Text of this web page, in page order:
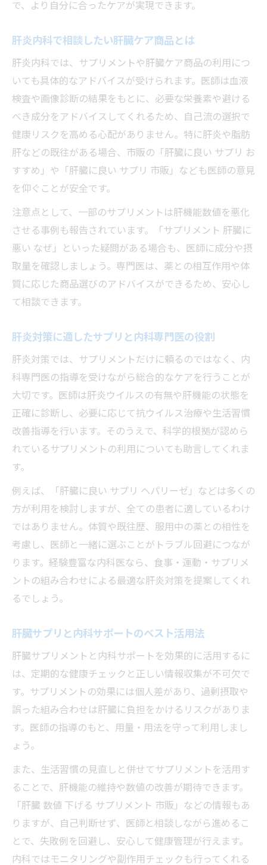
肝臓ケアに必要な内科の専門サポート
肝炎内科が提供する肝臓ケアの安心感
肝臓サプリと内科連携のメリットを解説
肝臓数値改善へ内科サポートを活用しよう
肝炎内科で得られるアドバイスとサプリ活
用
肝臓数値改善へ日々できることとは
肝炎内科が推奨する肝臓数値改善法
肝臓数値を下げるサプリと内科の活用法
肝炎内科で相談できる肝臓数値対策
健康維持を目指す肝炎内科活用法
健康維持に役立つ肝炎内科の活用ポイント
肝炎内科で受ける健康管理とサプリ提案
肝臓サプリと内科連携で目指す健康生活
肝炎内科を活用した健康維持の実践例
で、より自分に合ったケアが実現できます。
肝炎内科で相談したい肝臓ケア商品とは
肝炎内科では、サプリメントや肝臓ケア商品の利用につ
いても具体的なアドバイスが受けられます。医師は血液
検査や画像診断の結果をもとに、必要な栄養素や避ける
べき成分をアドバイスしてくれるため、自己流の選択で
健康リスクを高める心配がありません。特に肝炎や脂肪
肝などの既往がある場合、市販の「肝臓に良い サプリ お
すすめ」や「肝臓に良い サプリ 市販」なども医師の意見
を仰ぐことが安全です。
注意点として、一部のサプリメントは肝機能数値を悪化
させる事例も報告されています。「サプリメント 肝臓に
悪い なぜ」といった疑問がある場合も、医師に成分や摂
取量を確認しましょう。専門医は、薬との相互作用や体
質に応じた商品選びのアドバイスができるため、安心し
て相談できます。
肝炎対策に適したサプリと内科専門医の役割
肝炎対策では、サプリメントだけに頼るのではなく、内
科専門医の指導を受けながら総合的なケアを行うことが
大切です。医師は肝炎ウイルスの有無や肝機能の状態を
正確に診断し、必要に応じて抗ウイルス治療や生活習慣
改善指導を行います。そのうえで、科学的根拠が認めら
れているサプリメントの利用についても助言してくれま
す。
例えば、「肝臓に良い サプリ ヘパリーゼ」などは多くの
方が利用を検討しますが、全ての患者に適しているわけ
ではありません。体質や既往歴、服用中の薬との相性を
考慮し、医師と一緒に選ぶことがトラブル回避につなが
ります。経験豊富な内科医なら、食事・運動・サプリメ
ントの組み合わせによる最適な肝炎対策を提案してくれ
るでしょう。
肝臓サプリと内科サポートのベスト活用法
肝臓サプリメントと内科サポートを効果的に活用するに
は、定期的な健康チェックと正しい情報収集が不可欠で
す。サプリメントの効果には個人差があり、過剰摂取や
誤った組み合わせは肝臓に負担をかけるリスクがありま
す。医師の指導のもと、用量・用法を守って利用しまし
ょう。
また、生活習慣の見直しと併せてサプリメントを活用す
ることで、肝機能の維持や数値の改善が期待できます。
「肝臓 数値 下げる サプリメント 市販」などの情報もあ
りますが、自己判断せず、医師と相談しながら進めるこ
とで、失敗例を回避し、安心して健康管理が行えます。
内科ではモニタリングや副作用チェックも行ってくれる